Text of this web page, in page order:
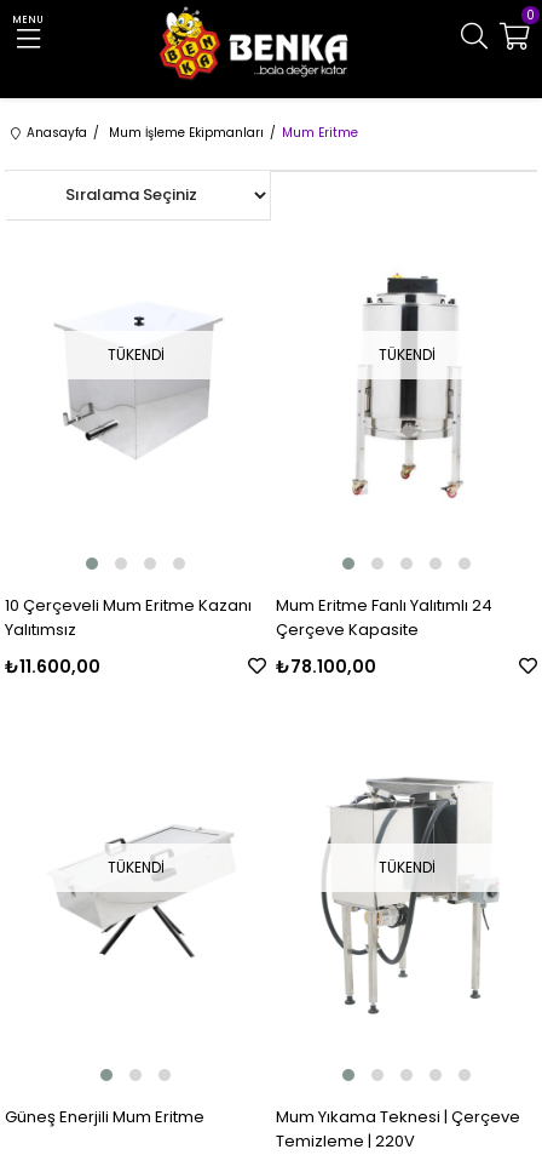
MENU 0
Anasayfa Mum İşleme Ekipmanları Mum Eritme
TÜKENDI
10 Çerçeveli Mum Eritme Kazanı
Yalıtımsız
₺11.600,00
TÜKENDI
Mum Eritme Fanlı Yalıtımlı 24
Çerçeve Kapasite
₺78.100,00
TÜKENDI
Güneş Enerjili Mum Eritme
TÜKENDI
Mum Yıkama Teknesi | Çerçeve
Temizleme | 220V